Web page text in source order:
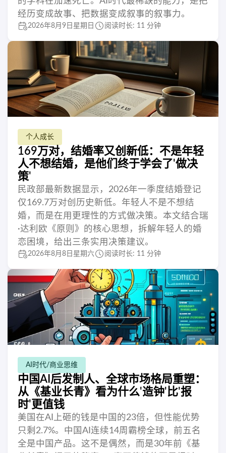
经历变成故事、把数据变成叙事的叙事力。
2026年8月9日星期日 阅读时长: 11 分钟
个人成长
169万对，结婚率又创新低：不是年轻
人不想结婚，是他们终于学会了'做决
策'
民政部最新数据显示，2026年一季度结婚登记
仅169.7万对创历史新低。年轻人不是不想结
婚，而是在用更理性的方式做决策。本文结合瑞
·达利欧《原则》的核心思想，拆解年轻人的婚
恋困境，给出三条实用决策建议。
2026年8月8日星期六 阅读时长: 11 分钟
AI时代/商业思维
中国AI后发制人、全球市场格局重塑：
从《基业长青》看为什么'造钟'比'报
时'更值钱
美国在AI上砸的钱是中国的23倍，但性能优势
只剩2.7%。中国AI连续14周霸榜全球，前五名
全是中国产品。这不是偶然，而是30年前《基